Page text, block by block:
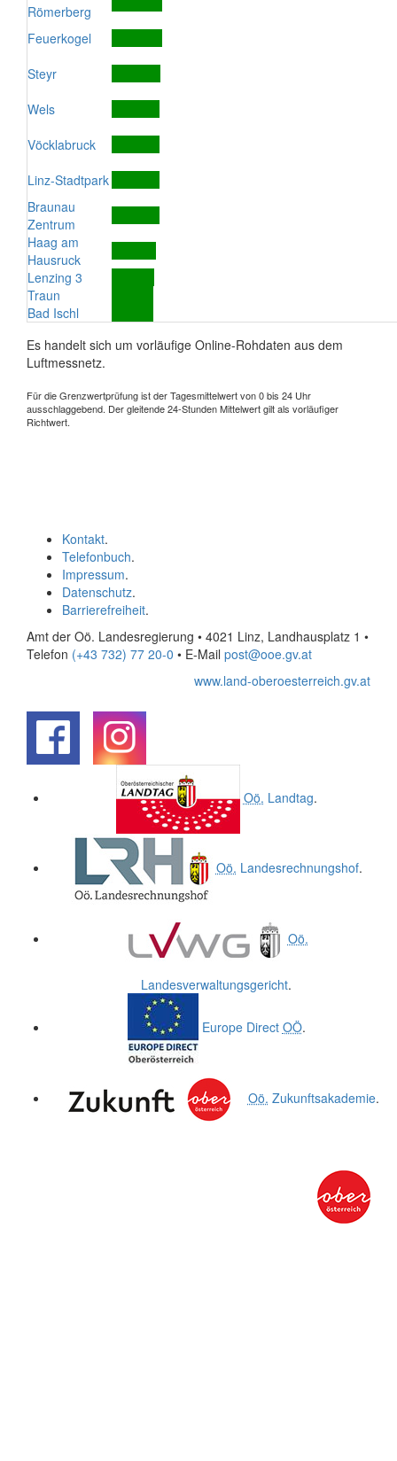
Römerberg
Feuerkogel
Steyr
Wels
Vöcklabruck
Linz-Stadtpark
Braunau
Zentrum
Haag am
Hausruck
Lenzing 3
Traun
Bad Ischl
Es handelt sich um vorläufige Online-Rohdaten aus dem
Luftmessnetz.
Für die Grenzwertprüfung ist der Tagesmittelwert von 0 bis 24 Uhr
ausschlaggebend. Der gleitende 24-Stunden Mittelwert gilt als vorläufiger
Richtwert.
Kontakt.
Telefonbuch.
Impressum.
Datenschutz.
Barrierefreiheit.
Amt der Oö. Landesregierung • 4021 Linz, Landhausplatz 1 •
Telefon (+43 732) 77 20-0 • E-Mail post@ooe.gv.at
www.land-oberoesterreich.gv.at
Oö. Landtag.
Oö. Landesrechnungshof.
Oö.
Landesverwaltungsgericht.
Europe Direct OÖ.
Oö. Zukunftsakademie.